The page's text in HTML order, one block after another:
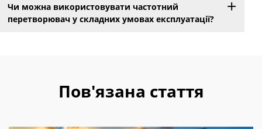
Чи можна використовувати частотний
перетворювач у складних умовах експлуатації?
Пов'язана стаття